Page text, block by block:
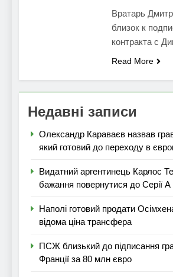
Вратарь
близок к
контракта с
Read More
Недавні записи
Олександр Караваєв назвав
який готовий до переходу в
Видатний аргентинець Карлос
бажання повернутися до Серії А
Наполі готовий продати
відома ціна трансфера
ПСЖ близький до підписання
Франції за 80 млн євро